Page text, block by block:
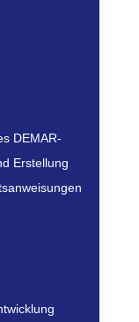
DEMAR-
Erstellung